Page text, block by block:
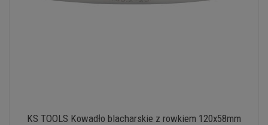
KS TOOLS Kowadło blacharskie z rowkiem 120x58mm